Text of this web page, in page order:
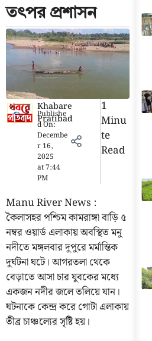
তৎপর প্রশাসন
Khabare
Pratibad
Publishe
d On:
Decembe
r 16,
2025
at7:44
PM
1
Minu
Te
Read
Manu River News :
কৈলাসহর পশ্চিম কামরাঙ্গা বাড়ি ৫
নম্বর ওয়ার্ড এলাকায় অবস্থিত মনু
নদীতে মঙ্গলবার দুপুরে মর্মান্তিক
দুর্ঘটনা ঘটে। আগরতলা থেকে
বেড়াতে আসা চার যুবকের মধ্যে
একজন নদীর জলে তলিয়ে যান।
ঘটনাকে কেন্দ্র করে গোটা এলাকায়
তীব্র চাঞ্চল্যের সৃষ্টি হয়।